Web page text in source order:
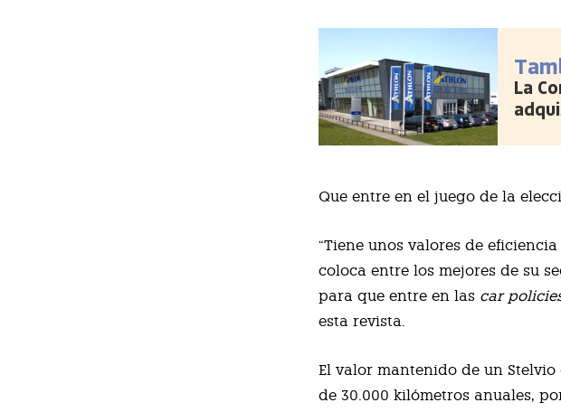
La
Que entre en el juego de la
“Tiene unos valores de
coloca entre los mejores de su
para que entre en las car
esta revista.
El valor mantenido de un
de 30.000 kilómetros anuales,